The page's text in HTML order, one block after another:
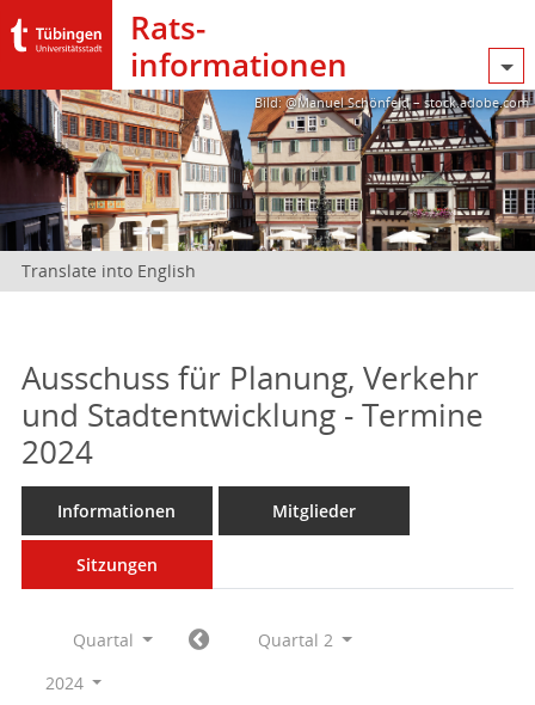
Rats­
informationen
Bild: @Manuel Schönfeld – stock.adobe.com
Translate into English
Ausschuss für Planung, Verkehr
und Stadtentwicklung - Termine
2024
Informationen Mitglieder
Sitzungen
Quartal
Quartal 2
2024